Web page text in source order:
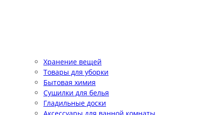
Хранение вещей
Товары для уборки
Бытовая химия
Сушилки для белья
Гладильные доски